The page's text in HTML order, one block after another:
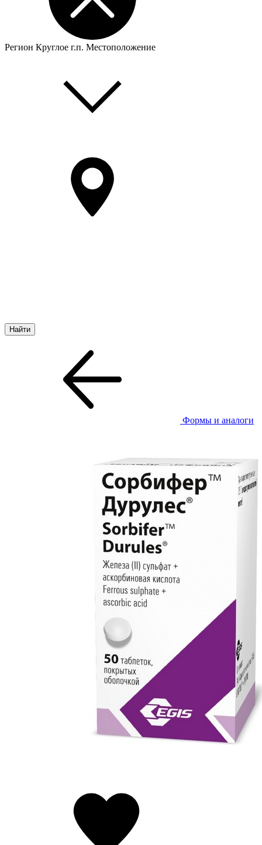
Регион Круглое г.п. Местоположение
Формы и аналоги